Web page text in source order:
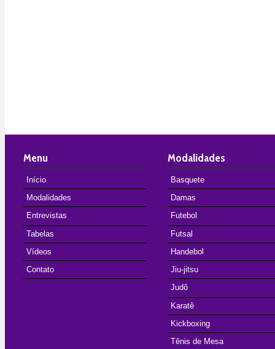
Menu
Início
Modalidades
Entrevistas
Tabelas
Vídeos
Contato
Modalidades
Basquete
Damas
Futebol
Futsal
Handebol
Jiu-jitsu
Judô
Karatê
Kickboxing
Tênis de Mesa